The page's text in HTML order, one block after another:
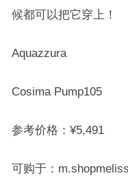
候都可以把它穿上！
Aquazzura
Cosima Pump105
参考价格： ¥5,491
可购于：